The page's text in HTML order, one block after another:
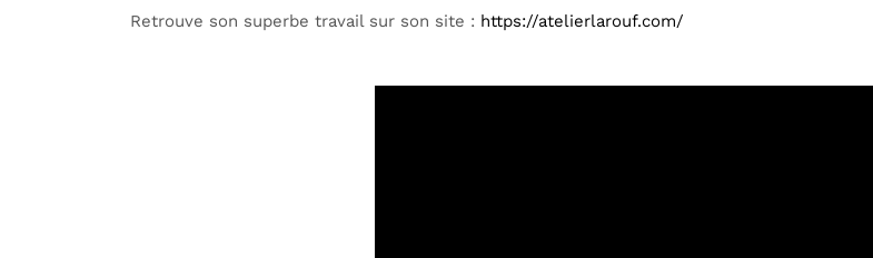
Retrouve son superbe travail sur son site : https://atelierlarouf.com/